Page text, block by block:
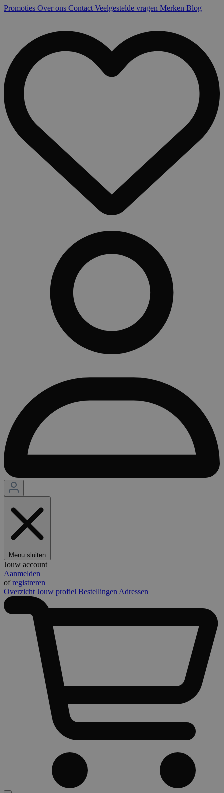
Promoties Over ons Contact Veelgestelde vragen Merken Blog
Menu sluiten
Jouw account
Aanmelden
ofregistreren
Overzicht Jouw profiel Bestellingen Adressen